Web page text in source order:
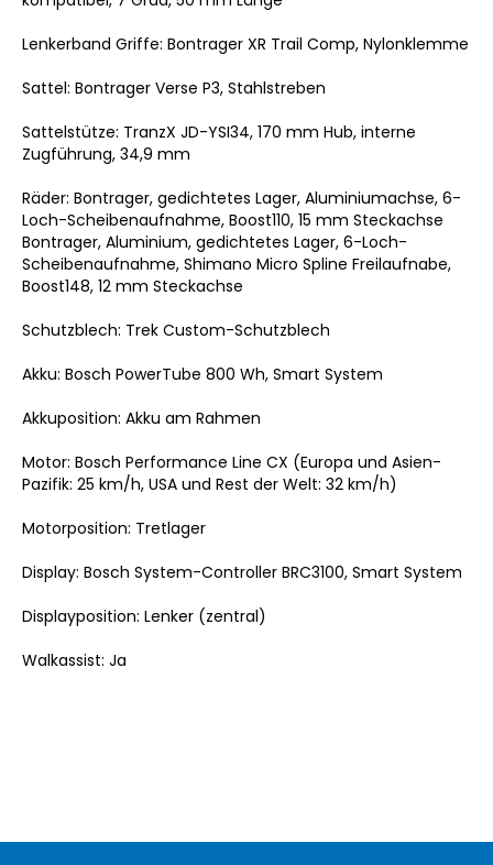
Lenkerband Griffe: Bontrager XR Trail Comp, Nylonklemme
Sattel: Bontrager Verse P3, Stahlstreben
Sattelstütze: TranzX JD-YSI34, 170 mm Hub, interne
Zugführung, 34,9 mm
Räder: Bontrager, gedichtetes Lager, Aluminiumachse, 6-
Loch-Scheibenaufnahme, Boost110, 15 mm Steckachse
Bontrager, Aluminium, gedichtetes Lager, 6-Loch-
Scheibenaufnahme, Shimano Micro Spline Freilaufnabe,
Boost148, 12 mm Steckachse
Schutzblech: Trek Custom-Schutzblech
Akku: Bosch PowerTube 800 Wh, Smart System
Akkuposition: Akku am Rahmen
Motor: Bosch Performance Line CX (Europa und Asien-
Pazifik: 25 km/h, USA und Rest der Welt: 32 km/h)
Motorposition: Tretlager
Display: Bosch System-Controller BRC3100, Smart System
Displayposition: Lenker (zentral)
Walkassist: Ja